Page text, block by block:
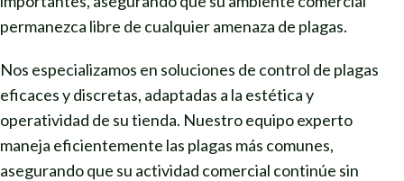
permanezca libre de cualquier amenaza de plagas.
Nos especializamos en soluciones de control de plagas
eficaces y discretas, adaptadas a la estética y
operatividad de su tienda. Nuestro equipo experto
maneja eficientemente las plagas más comunes,
asegurando que su actividad comercial continúe sin